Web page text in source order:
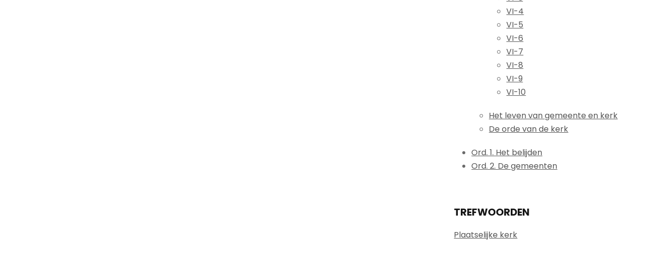
VI-4
VI-5
VI-6
VI-7
VI-8
VI-9
VI-10
Het leven van gemeente en kerk
De orde van de kerk
Ord. 1. Het belijden
Ord. 2. De gemeenten
TREFWOORDEN
Plaatselijke kerk